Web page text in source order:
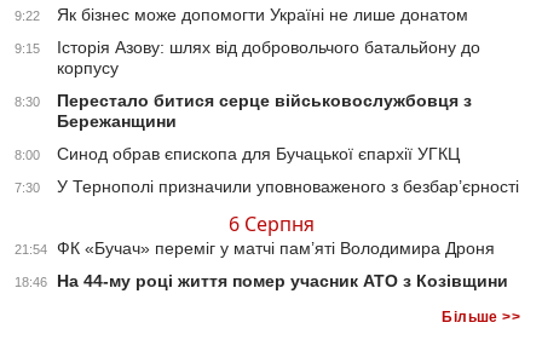
9:22 Як бізнес може допомогти Україні не лише донатом
9:15
Історія Азову: шлях від добровольчого батальйону до
корпусу
8:30
Перестало битися серце військовослужбовця з
Бережанщини
8:00 Синод обрав єпископа для Бучацької єпархії УГКЦ
7:30 У Тернополі призначили уповноваженого з безбар’єрності
6 Серпня
21:54 ФК «Бучач» переміг у матчі пам’яті Володимира Дроня
18:46 На 44-му році життя помер учасник АТО з Козівщини
Більше >>